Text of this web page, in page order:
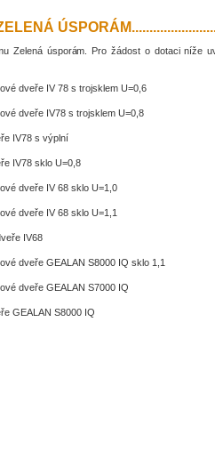
Zelená úsporám. Pro žádost o dotaci níže
dveře IV 78 s trojsklem U=0,6
dveře IV78 s trojsklem U=0,8
IV78 s výplní
IV78 sklo U=0,8
dveře IV 68 sklo U=1,0
dveře IV 68 sklo U=1,1
IV68
dveře GEALAN S8000 IQ sklo 1,1
dveře GEALAN S7000 IQ
GEALAN S8000 IQ